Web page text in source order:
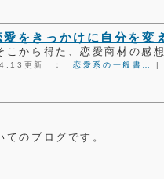
愛をきっかけに自分を変
こから得た、恋愛商材の感
更新 ：恋愛系の一般書…
てのブログです。